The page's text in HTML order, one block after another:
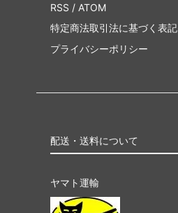
RSS / ATOM
特定商法取引法に基づく表記
プライバシーポリシー
配送・送料について
ヤマト運輸